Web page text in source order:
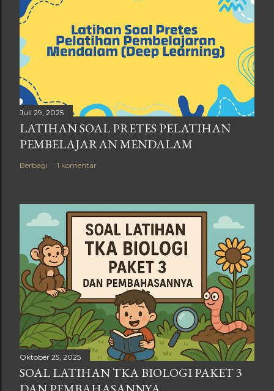
Juli 29, 2025
LATIHAN SOAL PRETES PELATIHAN
PEMBELAJARAN MENDALAM
Berbagi 1 komentar
Oktober 25, 2025
SOAL LATIHAN TKA BIOLOGI PAKET 3